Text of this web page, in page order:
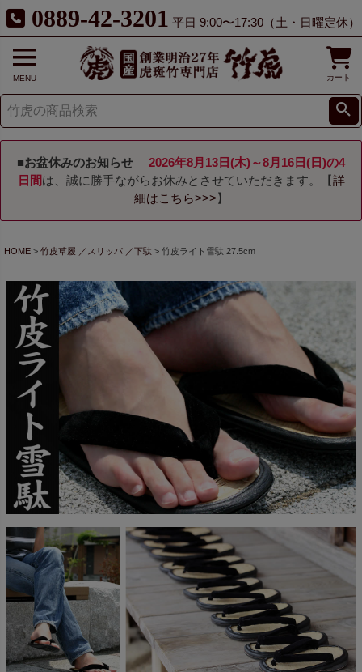
0889-42-3201 平日 9:00〜17:30（土・日曜定休）
MENU カート
■お盆休みのお知らせ
2026年8月13日(木)～8月16日(日)の4
日間は、誠に勝手ながらお休みとさせていただきます。【詳
細はこちら>>> 】
HOME 竹皮草履 ／スリッパ ／下駄 竹皮ライト雪駄 27.5cm